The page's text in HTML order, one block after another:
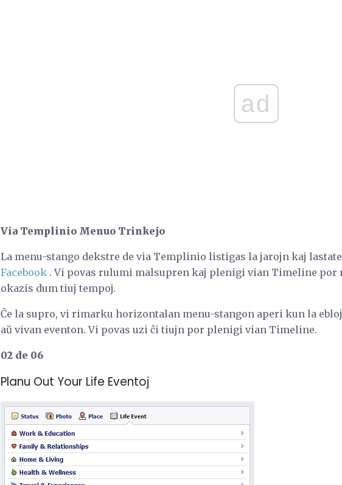
ad
Via Templinio Menuo Trinkejo
La menu-stango dekstre de via Templinio listigas la jarojn kaj
Facebook . Vi povas rulumi malsupren kaj plenigi vian Timeline
okazis dum tiuj tempoj.
Ĉe la supro, vi rimarku horizontalan menu-stangon aperi kun la
aŭ vivan eventon. Vi povas uzi ĉi tiujn por plenigi vian Timeline.
02 de 06
Planu Out Your Life Eventoj